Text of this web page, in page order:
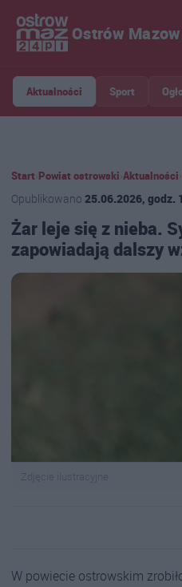
Ostrów
Aktualności Sport
Start Powiat ostrowski Aktualności
Opublikowano 25.06.2026, godz.
Żar leje się z nieba.
zapowiadają dalszy
Zdjęcie ilustracyjne
W powiecie ostrowskim